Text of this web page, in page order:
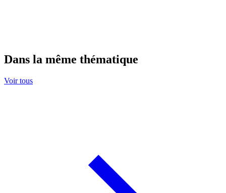
Dans la même thématique
Voir tous